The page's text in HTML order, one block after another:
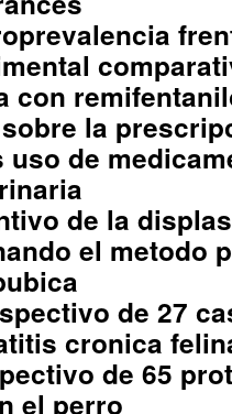
con
la
de
de la
el metodo
de 27
cronica
de 65
el perro